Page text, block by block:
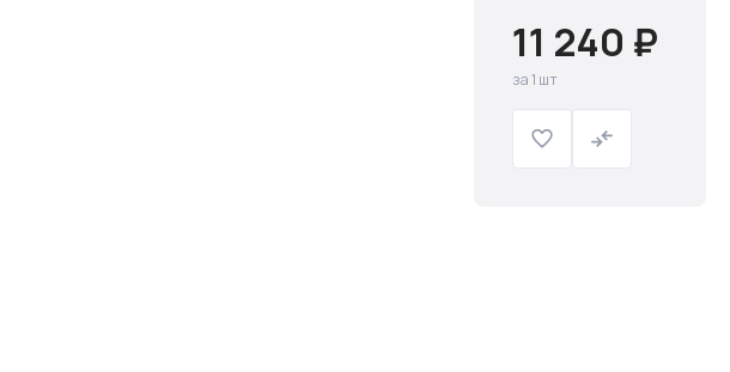
Слив и канализация
11 240 ₽
за 1 шт